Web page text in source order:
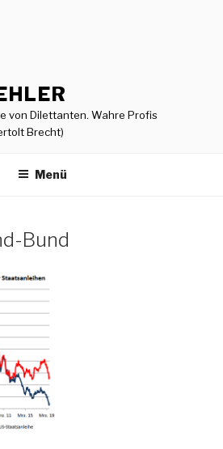
von Dilettanten. Wahre Profis
Brecht)
Menü
Bund